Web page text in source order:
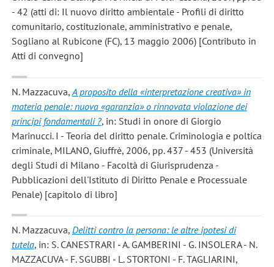
- 42 (atti di: Il nuovo diritto ambientale - Profili di diritto
comunitario, costituzionale, amministrativo e penale,
Sogliano al Rubicone (FC), 13 maggio 2006) [Contributo in
Atti di convegno]
N. Mazzacuva, A proposito della «interpretazione creativa» in
materia penale: nuova «garanzia» o rinnovata violazione dei
principi fondamentali ?, in: Studi in onore di Giorgio
Marinucci. I - Teoria del diritto penale. Criminologia e poltica
criminale, MILANO, Giuffrè, 2006, pp. 437 - 453 (Università
degli Studi di Milano - Facoltà di Giurisprudenza -
Pubblicazioni dell'Istituto di Diritto Penale e Processuale
Penale) [capitolo di libro]
N. Mazzacuva, Delitti contro la persona: le altre ipotesi di
tutela, in: S. CANESTRARI - A. GAMBERINI - G. INSOLERA - N.
MAZZACUVA - F. SGUBBI - L. STORTONI - F. TAGLIARINI,